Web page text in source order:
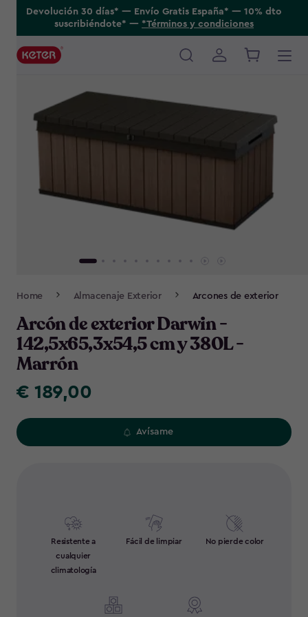
Devolución 30 días* ---- Envío Gratis España* ---- 10% dto
suscribiéndote* ---- *Términos y condiciones
Main
Home Almacenaje Exterior Arcones de exterior
Arcón de exterior Darwin -
142,5x65,3x54,5 cm y 380L -
Marrón
€
€ 189,00
Avísame
Resistente a
cualquier
climatología
Fácil de limpiar No pierde color